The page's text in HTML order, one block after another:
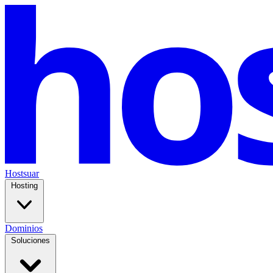
Hostsuar
Hosting
Dominios
Soluciones